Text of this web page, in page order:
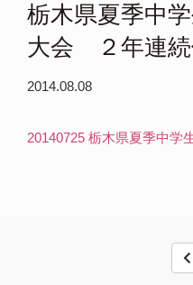
栃木県夏季中
大会 ２年連続
2014.08.08
20140725 栃木県夏季中学